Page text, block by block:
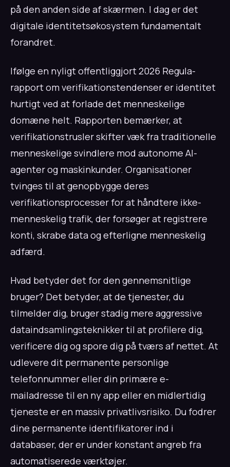
på den anden side af skærmen. I dag er det
digitale identitetsøkosystem fundamentalt
forandret.
Ifølge en nyligt offentliggjort 2026 Regula-
rapport om verifikationstendenser er identitet
hurtigt ved at forlade det menneskelige
domæne helt. Rapporten bemærker, at
verifikationstrusler skifter væk fra traditionelle
menneskelige svindlere mod autonome AI-
agenter og maskinkunder. Organisationer
tvinges til at genopbygge deres
verifikationsprocesser for at håndtere ikke-
menneskelig trafik, der forsøger at registrere
konti, skrabe data og efterligne menneskelig
adfærd.
Hvad betyder det for den gennemsnitlige
bruger? Det betyder, at de tjenester, du
tilmelder dig, bruger stadig mere aggressive
dataindsamlingsteknikker til at profilere dig,
verificere dig og spore dig på tværs af nettet. At
udlevere dit permanente personlige
telefonnummer eller din primære e-
mailadresse til en ny app eller en midlertidig
tjeneste er en massiv privatlivsrisiko. Du fodrer
dine permanente identifikatorer ind i
databaser, der er under konstant angreb fra
automatiserede værktøjer.